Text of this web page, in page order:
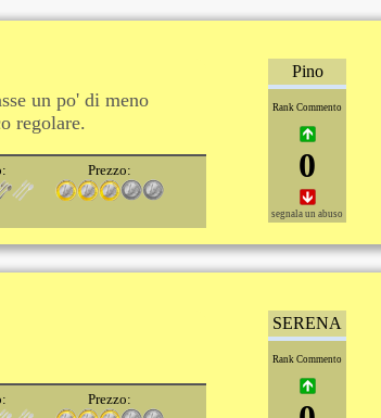
un po' di meno
regolare.
Prezzo:
Pino
Rank Commento
0
segnala un abuso
Prezzo:
SERENA
Rank Commento